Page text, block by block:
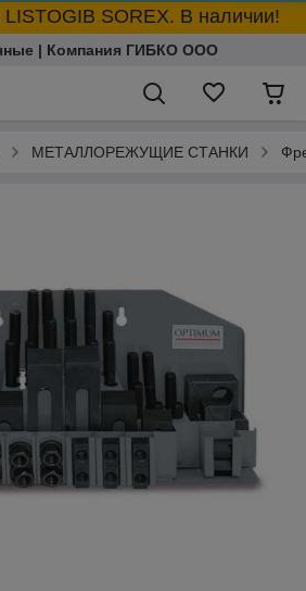
LISTOGIB SOREX. В наличии!
| Компания ГИБКО ООО
МЕТАЛЛОРЕЖУЩИЕ СТАНКИ